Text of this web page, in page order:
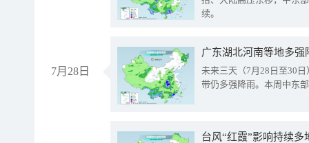
续。
7月28日
广东湖北河南等地多
未来三天（7月28日至30
带仍多强降雨。本周中东
台风“红霞”影响持续